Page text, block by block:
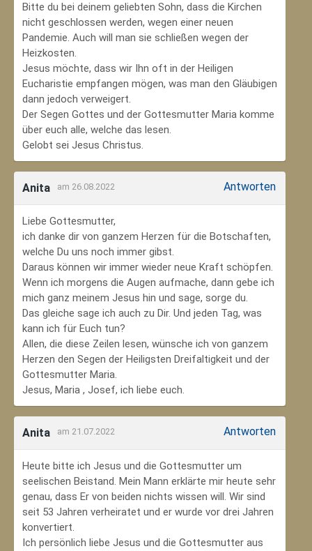
Bitte du bei deinem geliebten Sohn, dass die Kirchen
nicht geschlossen werden, wegen einer neuen
Pandemie. Auch will man sie schließen wegen der
Heizkosten.
Jesus möchte, dass wir Ihn oft in der Heiligen
Eucharistie empfangen mögen, was man den Gläubigen
dann jedoch verweigert.
Der Segen Gottes und der Gottesmutter Maria komme
über euch alle, welche das lesen.
Gelobt sei Jesus Christus.
Anita am 26.08.2022 Antworten
Liebe Gottesmutter,
ich danke dir von ganzem Herzen für die Botschaften,
welche Du uns noch immer gibst.
Daraus können wir immer wieder neue Kraft schöpfen.
Wenn ich morgens die Augen aufmache, dann gebe ich
mich ganz meinem Jesus hin und sage, sorge du.
Das gleiche sage ich auch zu Dir. Und jeden Tag, was
kann ich für Euch tun?
Allen, die diese Zeilen lesen, wünsche ich von ganzem
Herzen den Segen der Heiligsten Dreifaltigkeit und der
Gottesmutter Maria.
Jesus, Maria , Josef, ich liebe euch.
Anita am 21.07.2022 Antworten
Heute bitte ich Jesus und die Gottesmutter um
seelischen Beistand. Mein Mann erklärte mir heute sehr
genau, dass Er von beiden nichts wissen will. Wir sind
seit 53 Jahren verheiratet und er wurde vor drei Jahren
konvertiert.
Ich persönlich liebe Jesus und die Gottesmutter aus